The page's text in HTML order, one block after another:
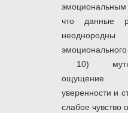
что данные
10)
ощущение
уверенности и
слабое чувство